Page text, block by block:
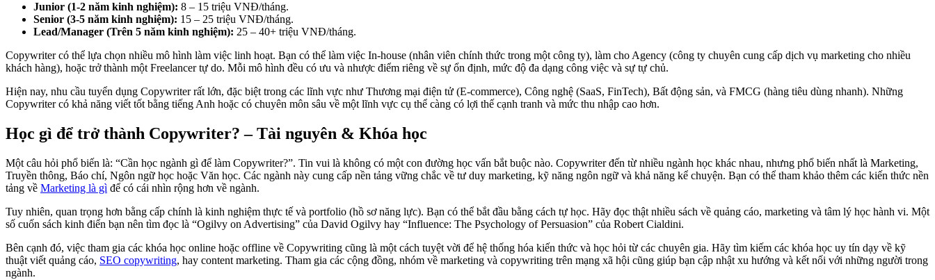
Junior (1-2 năm kinh nghiệm): 8 – 15 triệu VNĐ/tháng.
Senior (3-5 năm kinh nghiệm): 15 – 25 triệu VNĐ/tháng.
Lead/Manager (Trên 5 năm kinh nghiệm): 25 – 40+ triệu VNĐ/tháng.
Copywriter có thể lựa chọn nhiều mô hình làm việc linh hoạt. Bạn có thể làm việc In-house (nhân viên chính thức trong một công ty), làm cho Agency (công ty chuyên cung cấp dịch vụ marketing cho nhiều
khách hàng), hoặc trở thành một Freelancer tự do. Mỗi mô hình đều có ưu và nhược điểm riêng về sự ổn định, mức độ đa dạng công việc và sự tự chủ.
Hiện nay, nhu cầu tuyển dụng Copywriter rất lớn, đặc biệt trong các lĩnh vực như Thương mại điện tử (E-commerce), Công nghệ (SaaS, FinTech), Bất động sản, và FMCG (hàng tiêu dùng nhanh). Những
Copywriter có khả năng viết tốt bằng tiếng Anh hoặc có chuyên môn sâu về một lĩnh vực cụ thể càng có lợi thế cạnh tranh và mức thu nhập cao hơn.
Học gì để trở thành Copywriter? – Tài nguyên & Khóa học
Một câu hỏi phổ biến là: “Cần học ngành gì để làm Copywriter?”. Tin vui là không có một con đường học vấn bắt buộc nào. Copywriter đến từ nhiều ngành học khác nhau, nhưng phổ biến nhất là Marketing,
Truyền thông, Báo chí, Ngôn ngữ học hoặc Văn học. Các ngành này cung cấp nền tảng vững chắc về tư duy marketing, kỹ năng ngôn ngữ và khả năng kể chuyện. Bạn có thể tham khảo thêm các kiến thức nền
tảng về Marketing là gì để có cái nhìn rộng hơn về ngành.
Tuy nhiên, quan trọng hơn bằng cấp chính là kinh nghiệm thực tế và portfolio (hồ sơ năng lực). Bạn có thể bắt đầu bằng cách tự học. Hãy đọc thật nhiều sách về quảng cáo, marketing và tâm lý học hành vi. Một
số cuốn sách kinh điển bạn nên tìm đọc là “Ogilvy on Advertising” của David Ogilvy hay “Influence: The Psychology of Persuasion” của Robert Cialdini.
Bên cạnh đó, việc tham gia các khóa học online hoặc offline về Copywriting cũng là một cách tuyệt vời để hệ thống hóa kiến thức và học hỏi từ các chuyên gia. Hãy tìm kiếm các khóa học uy tín dạy về kỹ
thuật viết quảng cáo, SEO copywriting, hay content marketing. Tham gia các cộng đồng, nhóm về marketing và copywriting trên mạng xã hội cũng giúp bạn cập nhật xu hướng và kết nối với những người trong
ngành.